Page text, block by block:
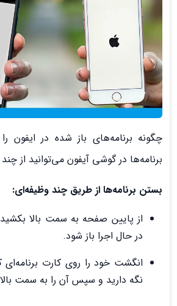
چگونه برنامه‌های باز شده در ایفون
برنامه‌ها در گوشی آیفون می‌توانید از
بستن برنامه‌ها از طریق چند وظیفه‌ای:
از پایین صفحه به سمت بالا
در حال اجرا باز شود.
انگشت خود را روی کارت برنامه‌ای
نگه دارید و سپس آن را به سمت